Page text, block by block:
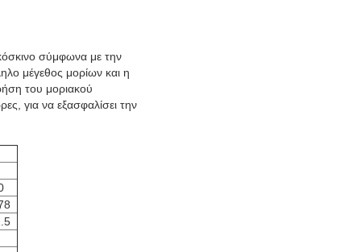
σύμφωνα με την
μέγεθος μορίων και η
του μοριακού
για να εξασφαλίσει την